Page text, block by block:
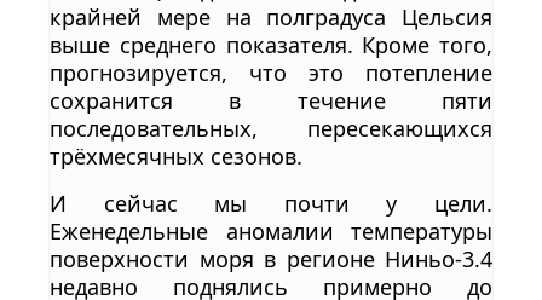
крайней мере на полградуса Цельсия
выше среднего показателя. Кроме того,
прогнозируется, что это потепление
сохранится в течение пяти
последовательных, пересекающихся
трёхмесячных сезонов.
И сейчас мы почти у цели.
Еженедельные аномалии температуры
поверхности моря в регионе Ниньо-3.4
недавно поднялись примерно до